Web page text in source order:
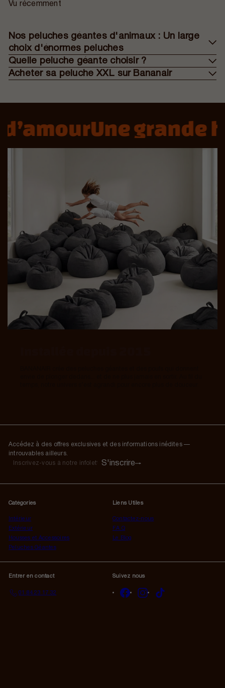
Vu récemment
Nos peluches géantes d'animaux : Un large
choix d'énormes peluches
Quelle peluche géante choisir ?
Acheter sa peluche XXL sur Bananair
Une grande
Accédez à des offres exclusives et des informations inédites —
introuvables ailleurs.
S'inscrire
Inscrivez-
notre
S'inscrire
Catégories
Intérieur
Extérieur
Housses et Accessoires
Peluches Géantes
Liens Utiles
Contactez-nous
F.A.Q
Le Blog
Entrer en contact
01 84 23 17 32
Suivez nous
FacebookInstagram